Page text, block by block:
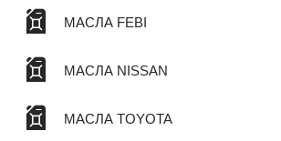
МАСЛА FEBI
МАСЛА NISSAN
МАСЛА TOYOTA